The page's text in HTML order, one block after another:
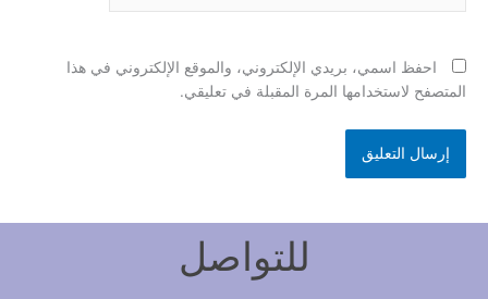
احفظ اسمي، بريدي الإلكتروني، والموقع الإلكتروني في هذا
المتصفح لاستخدامها المرة المقبلة في تعليقي.
للتواصل